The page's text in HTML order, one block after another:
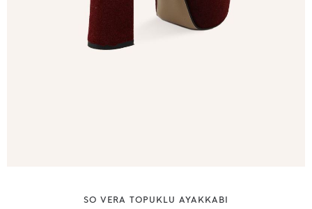
SO VERA TOPUKLU AYAKKABI